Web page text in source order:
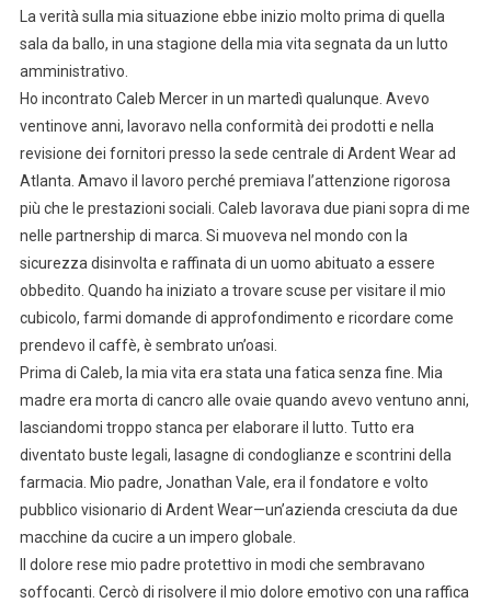
La verità sulla mia situazione ebbe inizio molto prima di quella
sala da ballo, in una stagione della mia vita segnata da un lutto
amministrativo.
Ho incontrato Caleb Mercer in un martedì qualunque. Avevo
ventinove anni, lavoravo nella conformità dei prodotti e nella
revisione dei fornitori presso la sede centrale di Ardent Wear ad
Atlanta. Amavo il lavoro perché premiava l’attenzione rigorosa
più che le prestazioni sociali. Caleb lavorava due piani sopra di me
nelle partnership di marca. Si muoveva nel mondo con la
sicurezza disinvolta e raffinata di un uomo abituato a essere
obbedito. Quando ha iniziato a trovare scuse per visitare il mio
cubicolo, farmi domande di approfondimento e ricordare come
prendevo il caffè, è sembrato un’oasi.
Prima di Caleb, la mia vita era stata una fatica senza fine. Mia
madre era morta di cancro alle ovaie quando avevo ventuno anni,
lasciandomi troppo stanca per elaborare il lutto. Tutto era
diventato buste legali, lasagne di condoglianze e scontrini della
farmacia. Mio padre, Jonathan Vale, era il fondatore e volto
pubblico visionario di Ardent Wear—un’azienda cresciuta da due
macchine da cucire a un impero globale.
Il dolore rese mio padre protettivo in modi che sembravano
soffocanti. Cercò di risolvere il mio dolore emotivo con una raffica